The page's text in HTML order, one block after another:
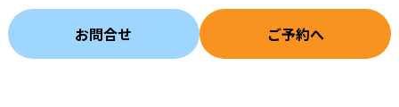
お問合せ ご予約へ